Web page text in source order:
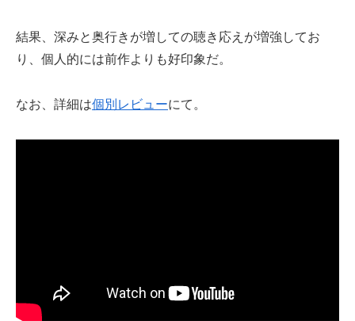
結果、深みと奥行きが増しての聴き応えが増強してお
り、個人的には前作よりも好印象だ。
なお、詳細は個別レビューにて。